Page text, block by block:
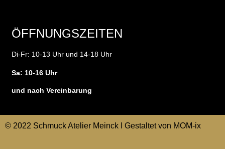
ÖFFNUNGSZEITEN
Di-Fr: 10-13 Uhr und 14-18 Uhr
Sa: 10-16 Uhr
und nach Vereinbarung
© 2022 Schmuck Atelier Meinck I Gestaltet von MOM-ix